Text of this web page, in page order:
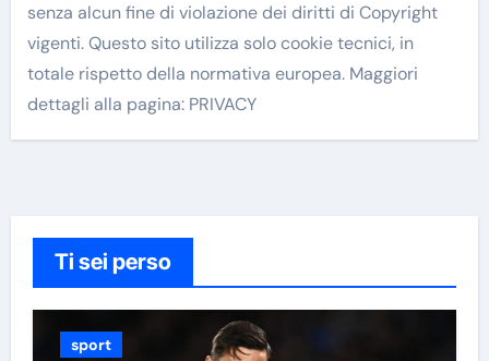
senza alcun fine di violazione dei diritti di Copyright
vigenti. Questo sito utilizza solo cookie tecnici, in
totale rispetto della normativa europea. Maggiori
dettagli alla pagina: PRIVACY
Ti sei perso
sport